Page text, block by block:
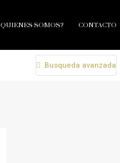
QUIENES SOMOS? CONTACTO
Busqueda avanzada